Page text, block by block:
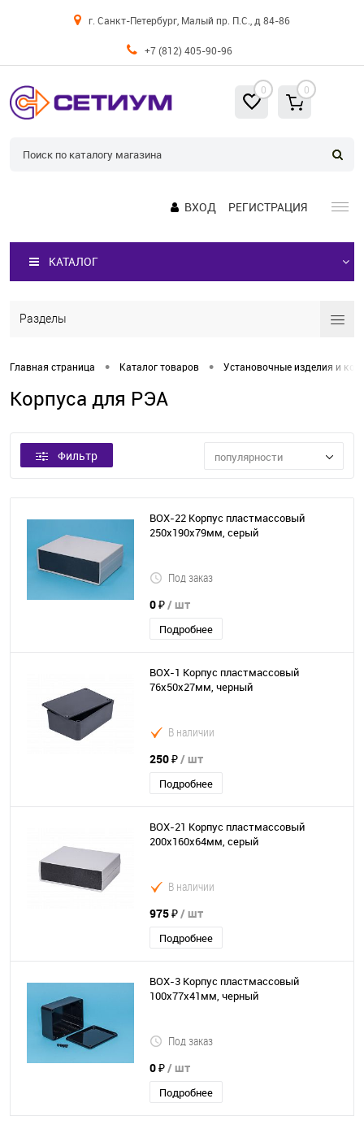
г. Санкт-Петербург, Малый пр. П.С., д 84-86
+7 (812) 405-90-96
0 0
ВХОД РЕГИСТРАЦИЯ
КАТАЛОГ
Разделы
Главная страница • Каталог товаров • Установочные изделия и
Корпуса для РЭА
Фильтр популярности
BOX-22 Корпус пластмассовый
250х190х79мм, серый
Под заказ
0 ₽/ шт
Подробнее
BOX-1 Корпус пластмассовый
76х50х27мм, черный
В наличии
250 ₽/ шт
Подробнее
BOX-21 Корпус пластмассовый
200х160х64мм, серый
В наличии
975 ₽/ шт
Подробнее
BOX-3 Корпус пластмассовый
100х77х41мм, черный
Под заказ
0 ₽/ шт
Подробнее